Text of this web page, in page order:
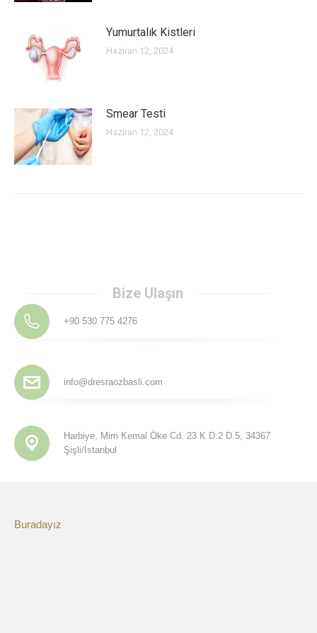
Yumurtalık Kistleri
Haziran 12, 2024
Smear Testi
Haziran 12, 2024
Bize Ulaşın
+90 530 775 4276
info@dresraozbasli.com
Harbiye, Mim Kemal Öke Cd. 23 K D:2 D.5, 34367
Şişli/İstanbul
Buradayız